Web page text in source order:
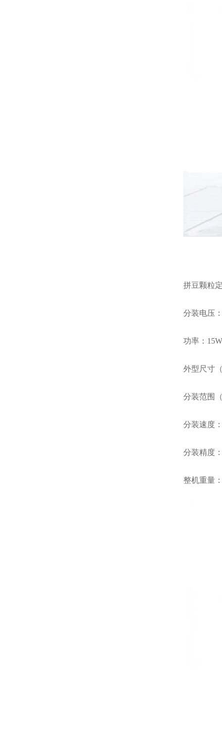
拼豆颗粒
分装电压
功率：15W
外型尺寸
分装范围
分装速度
分装精度
整机重量